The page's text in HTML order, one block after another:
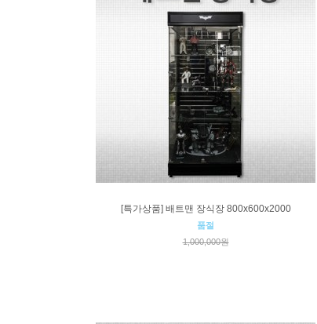
[특가상품] 배트맨 장식장 800x600x2000
품절
1,000,000원